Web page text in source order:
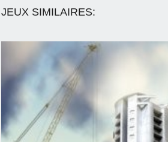
JEUX SIMILAIRES: